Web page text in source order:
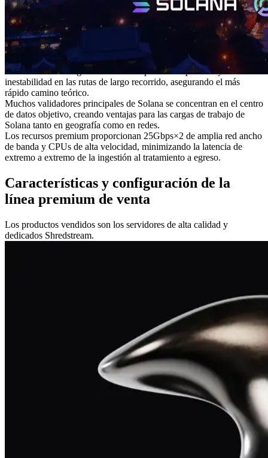
Datos de red Solana:
Validators Solutions
Una razón principal para la venta es nuestro diseño de cero
distancia: colocamos servidores en la misma red que la Shredstream
fuente de datos y evitar la Internet pública por completo, al tiempo
que insiste en las configuraciones del servidor que sostienen la
operación de turbo completo.
Esto elimina la congestión en los endpoints compartidos y la
inestabilidad en las rutas de largo recorrido, asegurando el más
rápido camino teórico.
Muchos validadores principales de Solana se concentran en el centro
de datos objetivo, creando ventajas para las cargas de trabajo de
Solana tanto en geografía como en redes.
Los recursos premium proporcionan 25Gbps×2 de amplia red ancho
de banda y CPUs de alta velocidad, minimizando la latencia de
extremo a extremo de la ingestión al tratamiento a egreso.
Características y configuración de la
línea premium de venta
Los productos vendidos son los servidores de alta calidad y
dedicados Shredstream.